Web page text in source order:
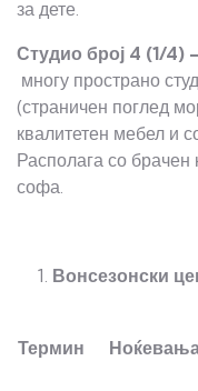
за дете.
Студио број 4 (1/4) –
многу пространо
(страничен поглед
квалитетен мебел и
Располага со брачен
софа.
Вонсезонски
Термин